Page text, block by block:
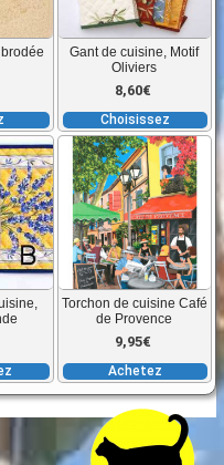
Gant de cuisine, Motif
Oliviers
8,60€
Choisissez
Ce
produit
a
plusieurs
variations.
Les
options
être
choisies
la
Torchon de cuisine Café
de Provence
9,95€
Achetez